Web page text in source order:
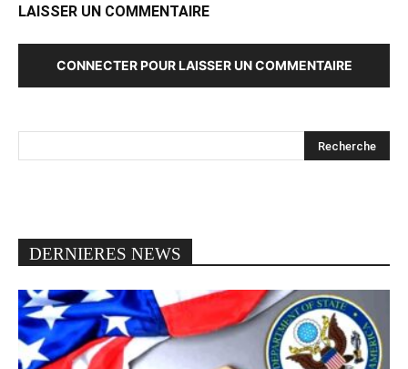
LAISSER UN COMMENTAIRE
CONNECTER POUR LAISSER UN COMMENTAIRE
DERNIERES NEWS